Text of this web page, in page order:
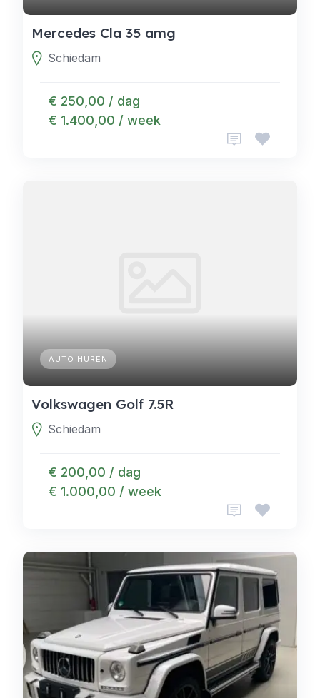
Mercedes Cla 35 amg
Schiedam
€ 250,00 / dag
€ 1.400,00 / week
AUTO HUREN
Volkswagen Golf 7.5R
Schiedam
€ 200,00 / dag
€ 1.000,00 / week